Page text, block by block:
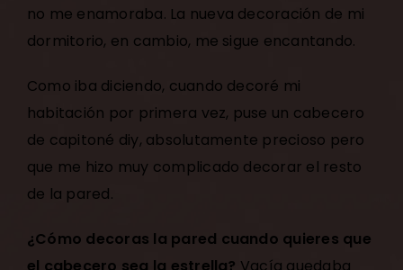
no me enamoraba. La nueva decoración de mi
dormitorio, en cambio, me sigue encantando.
Como iba diciendo, cuando decoré mi
habitación por primera vez, puse un cabecero
de capitoné diy, absolutamente precioso pero
que me hizo muy complicado decorar el resto
de la pared.
¿Cómo decoras la pared cuando quieres que
el cabecero sea la estrella? Vacía quedaba